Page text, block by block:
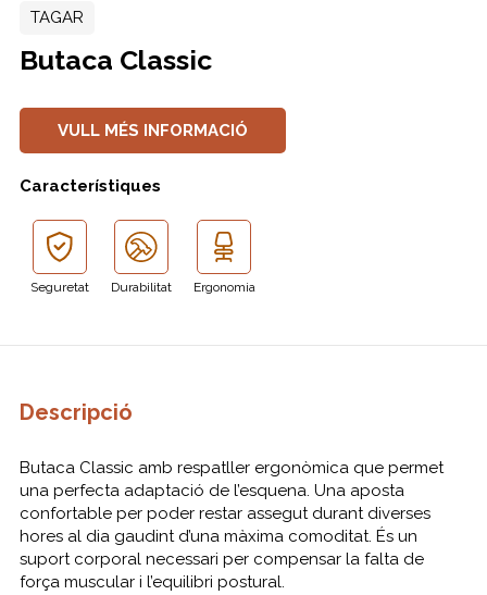
TAGAR
Butaca Classic
VULL MÉS INFORMACIÓ
Característiques
Seguretat Durabilitat Ergonomia
Descripció
Butaca Classic amb respatller ergonòmica que permet
una perfecta adaptació de l’esquena. Una aposta
confortable per poder restar assegut durant diverses
hores al dia gaudint d’una màxima comoditat. És un
suport corporal necessari per compensar la falta de
força muscular i l’equilibri postural.